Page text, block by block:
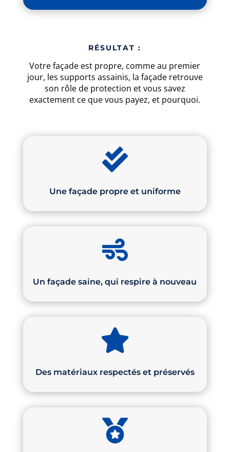
RÉSULTAT :
Votre façade est propre, comme au premier
jour, les supports assainis, la façade retrouve
son rôle de protection etvous savez
exactement ce que vous payez, et pourquoi.

Une façade propre et uniforme

Un façade saine, qui respire à nouveau

Des matériaux respectés et préservés
